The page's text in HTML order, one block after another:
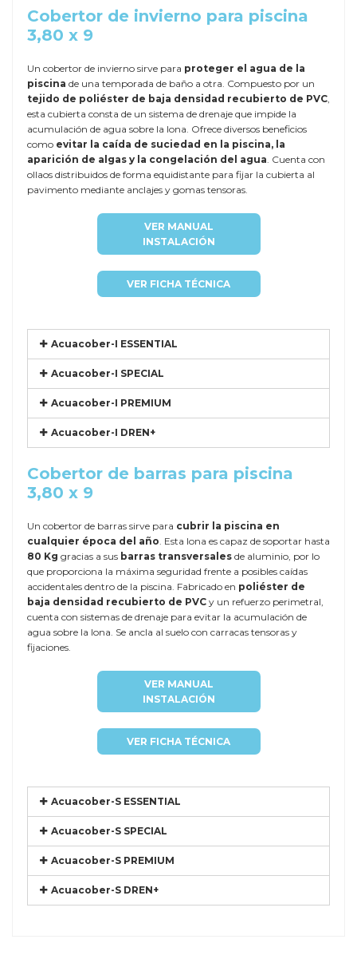
Cobertor de invierno para piscina
3,80 x 9
Un cobertor de invierno sirve para proteger el agua de la
piscina de una temporada de baño a otra. Compuesto por un
tejido de poliéster de baja densidad recubierto de PVC,
esta cubierta consta de un sistema de drenaje que impide la
acumulación de agua sobre la lona. Ofrece diversos beneficios
como evitar la caída de suciedad en la piscina, la
aparición de algas y la congelación del agua. Cuenta con
ollaos distribuidos de forma equidistante para fijar la cubierta al
pavimento mediante anclajes y gomas tensoras.
VER MANUAL
INSTALACIÓN
VER FICHA TÉCNICA
Acuacober-I ESSENTIAL
Acuacober-I SPECIAL
Acuacober-I PREMIUM
Acuacober-I DREN+
Cobertor de barras para piscina
3,80 x 9
Un cobertor de barras sirve para cubrir la piscina en
cualquier época del año. Esta lona es capaz de soportar hasta
80 Kg gracias a sus barras transversales de aluminio, por lo
que proporciona la máxima seguridad frente a posibles caídas
accidentales dentro de la piscina. Fabricado en poliéster de
baja densidad recubierto de PVC y un refuerzo perimetral,
cuenta con sistemas de drenaje para evitar la acumulación de
agua sobre la lona. Se ancla al suelo con carracas tensoras y
fijaciones.
VER MANUAL
INSTALACIÓN
VER FICHA TÉCNICA
Acuacober-S ESSENTIAL
Acuacober-S SPECIAL
Acuacober-S PREMIUM
Acuacober-S DREN+